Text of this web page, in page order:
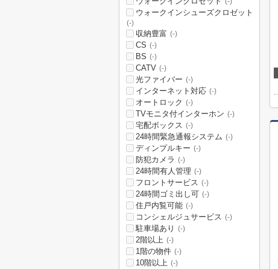
ウォークインシューズクロゼット
(-)
収納豊富 (-)
CS (-)
BS (-)
CATV (-)
光ファイバー (-)
インターネット対応 (-)
オートロック (-)
TVモニタ付インターホン (-)
宅配ボックス (-)
24時間緊急通報システム (-)
ディンプルキー (-)
防犯カメラ (-)
24時間有人管理 (-)
フロントサービス (-)
24時間ゴミ出し可 (-)
住戸内覧可能 (-)
コンシェルジュサービス (-)
駐車場あり (-)
2階以上 (-)
1階の物件 (-)
10階以上 (-)